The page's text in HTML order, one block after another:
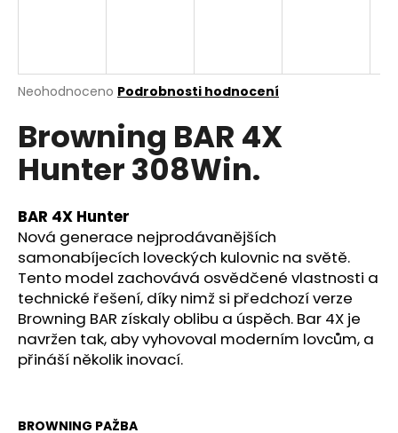
Průměrné
produktu
je
0,0
hvězdiček.
Neohodnoceno Podrobnosti hodnocení
Browning BAR 4X
Hunter 308Win.
BAR 4X Hunter
Nová generace nejprodávanějších
samonabíjecích loveckých kulovnic na světě.
Tento model zachovává osvědčené vlastnosti a
technické řešení, díky nimž si předchozí verze
Browning BAR získaly oblibu a úspěch. Bar 4X je
navržen tak, aby vyhovoval moderním lovcům, a
přináší několik inovací.
BROWNING PAŽBA
í
t
D
o
p
o
r
u